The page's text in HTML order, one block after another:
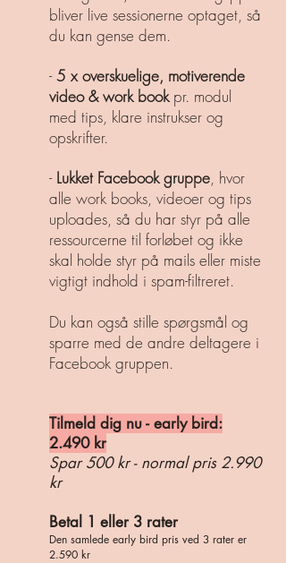
bliver live sessionerne optaget, så
du kan gense dem.
-5 x overskuelige, motiverende
video & work bookpr. modul
med tips, klare instrukser og
opskrifter.
- Lukket Facebook gruppe, hvor
alle work books, videoer og tips
uploades, så du har styr på alle
ressourcerne til forløbet og ikke
skal holde styr på mails eller miste
vigtigt indhold i spam-filtreret.
​Du kan også stille spørgsmål og
sparre med de andre deltagere i
Facebook gruppen.
Tilmeld dig nu - early bird:
2.490 kr
Spar 500 kr - normal pris 2.990
kr
Betal 1 eller 3 rater
Den samlede early bird pris ved 3 rater er
2.590 kr